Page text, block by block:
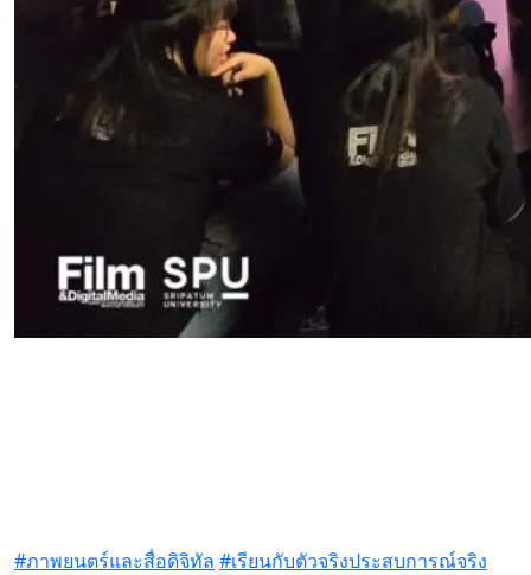
#ภาพยนตร์และสื่อดิจิทัล #เรียนกับตัวจริงประสบการณ์จริง